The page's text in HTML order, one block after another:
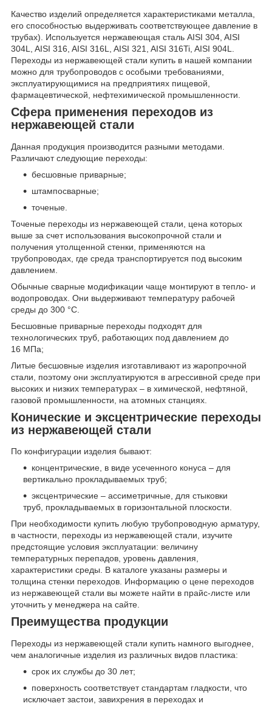
Качество изделий определяется характеристиками металла,
его способностью выдерживать соответствующее давление в
трубах). Используется нержавеющая сталь AISI 304, AISI
304L, AISI 316, AISI 316L, AISI 321, AISI 316Ti, AISI 904L.
Переходы из нержавеющей стали купить в нашей компании
можно для трубопроводов с особыми требованиями,
эксплуатирующимися на предприятиях пищевой,
фармацевтической, нефтехимической промышленности.
Сфера применения переходов из
нержавеющей стали
Данная продукция производится разными методами.
Различают следующие переходы:
бесшовные приварные;
штампосварные;
точеные.
Точеные переходы из нержавеющей стали, цена которых
выше за счет использования высокопрочной стали и
получения утолщенной стенки, применяются на
трубопроводах, где среда транспортируется под высоким
давлением.
Обычные сварные модификации чаще монтируют в тепло- и
водопроводах. Они выдерживают температуру рабочей
среды до 300 °С.
Бесшовные приварные переходы подходят для
технологических труб, работающих под давлением до
16 МПа;
Литые бесшовные изделия изготавливают из жаропрочной
стали, поэтому они эксплуатируются в агрессивной среде при
высоких и низких температурах – в химической, нефтяной,
газовой промышленности, на атомных станциях.
Конические и эксцентрические переходы
из нержавеющей стали
По конфигурации изделия бывают:
концентрические, в виде усеченного конуса – для
вертикально прокладываемых труб;
эксцентрические – ассиметричные, для стыковки
труб, прокладываемых в горизонтальной плоскости.
При необходимости купить любую трубопроводную арматуру,
в частности, переходы из нержавеющей стали, изучите
предстоящие условия эксплуатации: величину
температурных перепадов, уровень давления,
характеристики среды. В каталоге указаны размеры и
толщина стенки переходов. Информацию о цене переходов
из нержавеющей стали вы можете найти в прайс-листе или
уточнить у менеджера на сайте.
Преимущества продукции
Переходы из нержавеющей стали купить намного выгоднее,
чем аналогичные изделия из различных видов пластика:
срок их службы до 30 лет;
поверхность соответствует стандартам гладкости, что
исключает застои, завихрения в переходах и